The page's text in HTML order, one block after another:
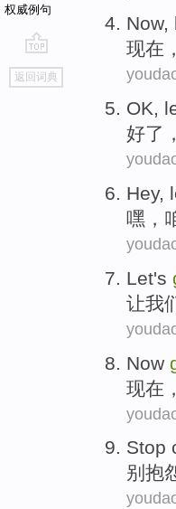
权威例句
go
top
返回词典
Now,
现在 ，
OK,
好了 ，
Hey,
嘿 ，
Let's
让我
Now
现在 ，
Stop
别 抱